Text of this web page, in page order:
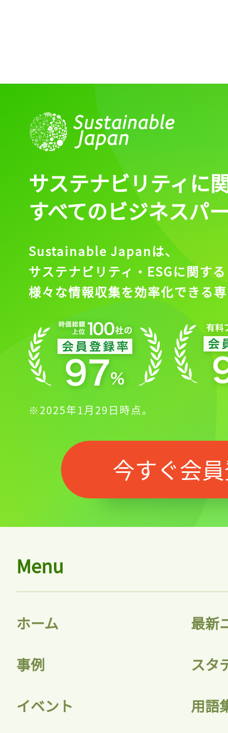
会員登録
サステナビリティに
すべてのビジネスパ
Sustainable Japanは、
サステナビリティ・ESGに関する
様々な情報収集を効率化できる
※2025年1月29日時点。
今すぐ会
Menu
ホーム 最新
事例 スタ
イベント 用語